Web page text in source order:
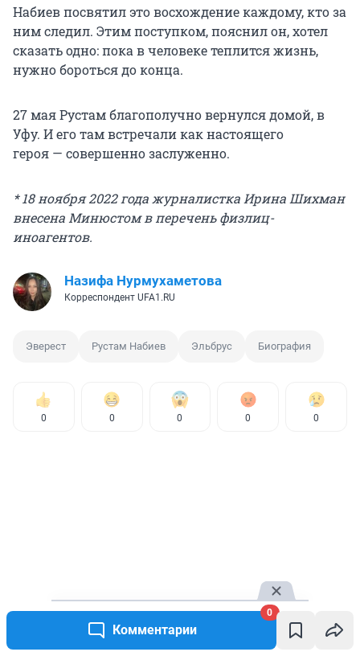
Комментарии
0
Набиев посвятил это восхождение каждому, кто за
ним следил. Этим поступком, пояснил он, хотел
сказать одно: пока в человеке теплится жизнь,
нужно бороться до конца.
27 мая Рустам благополучно вернулся домой, в
Уфу. И его там встречали как настоящего
героя — совершенно заслуженно.
* 18 ноября 2022 года журналистка Ирина Шихман
внесена Минюстом в перечень физлиц-
иноагентов.
Назифа Нурмухаметова
Корреспондент UFA1.RU
Эверест Рустам Набиев Эльбрус Биография
0 0 0 0 0